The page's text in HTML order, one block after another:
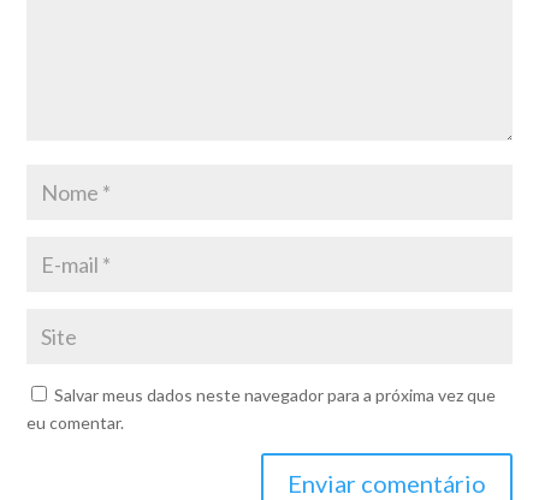
Salvar meus dados neste navegador para a próxima vez que
eu comentar.
Enviar comentário